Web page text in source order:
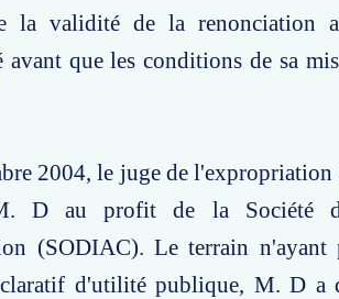
la validité de la renonciation
que les conditions de sa
2004, le juge de
D au profit de la Société
(SODIAC). Le terrain n'ayant
d'utilité publique, M. D a